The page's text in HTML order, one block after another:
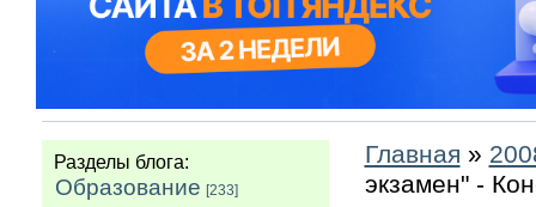
Разделы блога:
Образование [233]
Главная »
экзамен" -